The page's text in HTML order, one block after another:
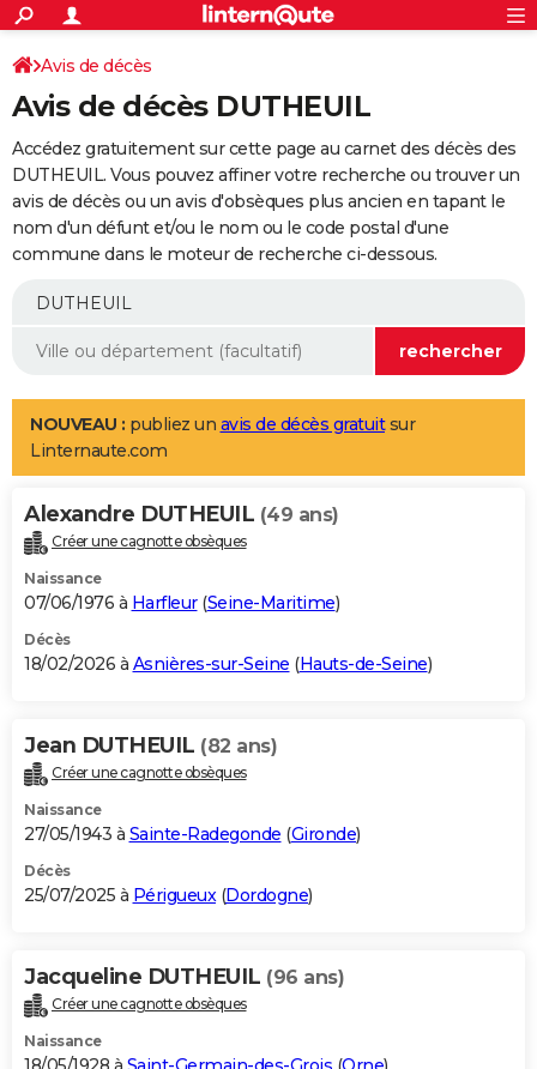
ACTUALITÉS
Politique
Société
Faits Divers
Education
Monde
Villes
+
SPORT
Coupe du monde 2026
Football
Tennis
Cyclisme
Rugby
Forum
Programme TV
TNT
Streaming
Cinéma
Sorties cinéma
Musique
+
FINANCE
Retraite
Epargne
Immobilier
Risques naturels par ville
Banque
Assurance
AUTO
Essais
Réserver un essai
Citadines
Berlines
SUV
Forum auto
+
Mobiles
Meilleur smartphone
Internet
Ordinateurs
Jeux vidéo
Guide high-tech
Aménagement intérieur
LIFESTYLE
Art de vivre
Bien-être
Loisirs
Mode
Modes de vie
Alimentation
Guide de la santé
Maladies
Médicaments
Sommeil
VOYAGE
Destinations
City break
Voyage nature
Voyage de noces
Forum
Climat
+PHOTO
GUIDES D'ACHAT
BONS PLANS
Carte de Noël
Carte Bonne année
Carte Saint-Valentin
Carte Pâques
Carte d'anniversaire
DICTIONNAIRE
Dictionnaire
Biographies
Citations
Expressions
Proverbes
PROGRAMME TV
S'inscrire
Se connecter
Lycées
Collèges
Primaires
Universités
Entreprises
Service militaire
Avis de recherche
AVIS DE DÉCÈS
Bricolage
Lifestyle
Culture
Sport
Auto
Television
Voyage
Cinema
Avis de décès
Avis de décès DUTHEUIL
Accédez gratuitement sur cette page au carnet des décès des
DUTHEUIL. Vous pouvez affiner votre recherche ou trouver un
avis de décès ou un avis d'obsèques plus ancien en tapant le
nom d'un défunt et/ou le nom ou le code postal d'une
commune dans le moteur de recherche ci-dessous.
NOUVEAU : publiez un avis de décès gratuitsur
Linternaute.com
Alexandre DUTHEUIL (49 ans)
Créer une cagnotte obsèques
Naissance
07/06/1976 à Harfleur(Seine-Maritime)
Décès
18/02/2026 à Asnières-sur-Seine (Hauts-de-Seine)
Jean DUTHEUIL (82 ans)
Créer une cagnotte obsèques
Naissance
27/05/1943 à Sainte-Radegonde (Gironde)
Décès
25/07/2025 à Périgueux(Dordogne)
Jacqueline DUTHEUIL (96 ans)
Créer une cagnotte obsèques
Naissance